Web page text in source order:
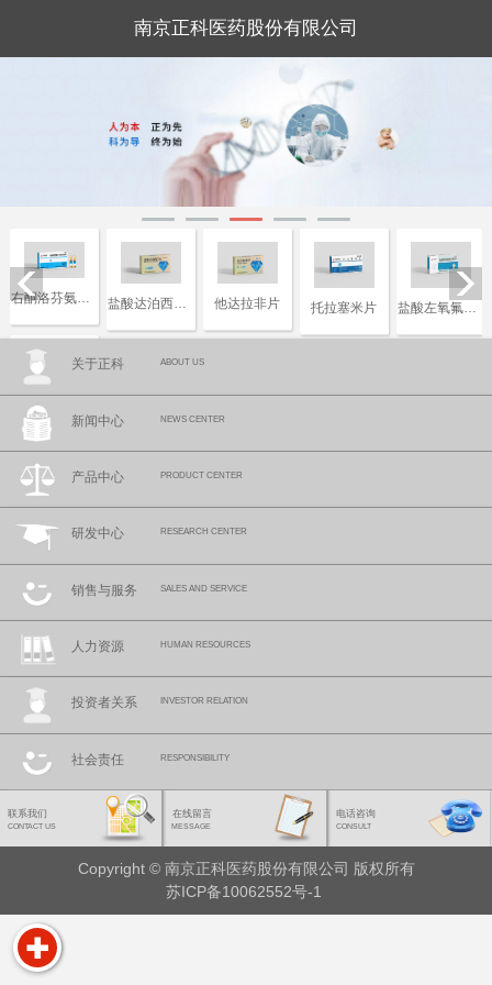
南京正科医药股份有限公司
右酮洛芬氨汀三醇注射液 盐酸达泊西汀片 他达拉非片 托拉塞米片 盐酸左氧氟沙星片
复合磷酸氢钾注射液
关于正科 ABOUT US
新闻中心 NEWS CENTER
产品中心 PRODUCT CENTER
研发中心 RESEARCH CENTER
销售与服务 SALES AND SERVICE
人力资源 HUMAN RESOURCES
投资者关系 INVESTOR RELATION
社会责任 RESPONSIBILITY
联系我们
CONTACT US
在线留言
MESSAGE
电话咨询
CONSULT
Copyright © 南京正科医药股份有限公司 版权所有
苏ICP备10062552号-1